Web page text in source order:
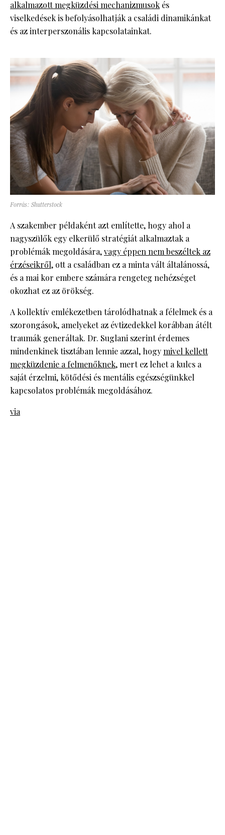
alkalmazott megküzdési mechanizmusok és
viselkedések is befolyásolhatják a családi dinamikánkat
és az interperszonális kapcsolatainkat.
Forrás: Shutterstock
A szakember példaként azt említette, hogy ahol a
nagyszülők egy elkerülő stratégiát alkalmaztak a
problémák megoldására,vagy éppen nem beszéltek az
érzéseikről, ott a családban ez a minta vált általánossá,
és a mai kor embere számára rengeteg nehézséget
okozhat ez az örökség.
A kollektív emlékezetben tárolódhatnak a félelmek és a
szorongások, amelyeket az évtizedekkel korábban átélt
traumák generáltak. Dr. Suglani szerint érdemes
mindenkinek tisztában lennie azzal, hogymivel kellett
megküzdenie a felmenőknek, mert ez lehet a kulcs a
saját érzelmi, kötődési és mentális egészségünkkel
kapcsolatos problémák megoldásához.
via